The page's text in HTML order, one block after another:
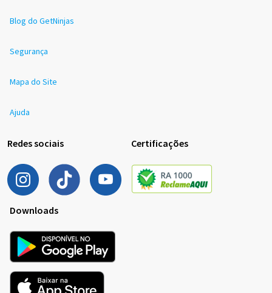
Blog do GetNinjas
Segurança
Mapa do Site
Ajuda
Redes sociais Certificações
Downloads